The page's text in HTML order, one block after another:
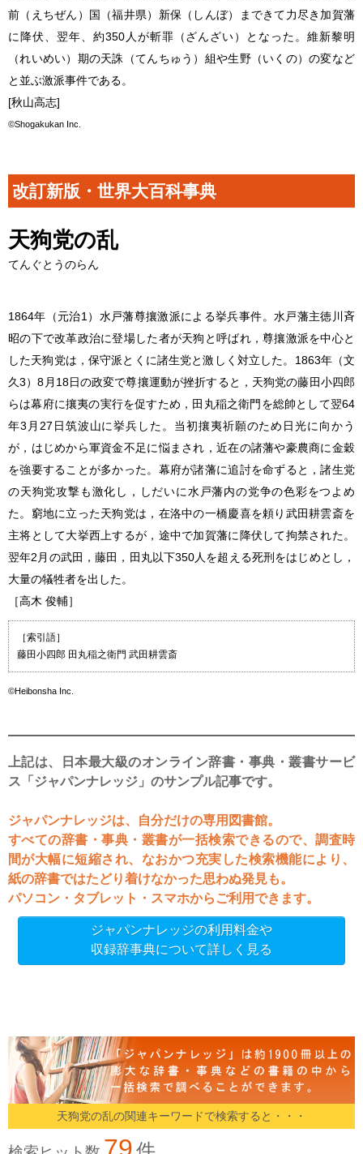
前（えちぜん）国（福井県）新保（しんぼ）まできて力尽き加賀藩
に降伏、翌年、約350人が斬罪（ざんざい）となった。維新黎明
（れいめい）期の天誅（てんちゅう）組や生野（いくの）の変など
と並ぶ激派事件である。
[秋山高志]
©Shogakukan Inc.
改訂新版・世界大百科事典
天狗党の乱
てんぐとうのらん
1864年（元治1）水戸藩尊攘激派による挙兵事件。水戸藩主徳川斉
昭の下で改革政治に登場した者が天狗と呼ばれ，尊攘激派を中心と
した天狗党は，保守派とくに諸生党と激しく対立した。1863年（文
久3）8月18日の政変で尊攘運動が挫折すると，天狗党の藤田小四郎
らは幕府に攘夷の実行を促すため，田丸稲之衛門を総帥として翌64
年3月27日筑波山に挙兵した。当初攘夷祈願のため日光に向かう
が，はじめから軍資金不足に悩まされ，近在の諸藩や豪農商に金穀
を強要することが多かった。幕府が諸藩に追討を命ずると，諸生党
の天狗党攻撃も激化し，しだいに水戸藩内の党争の色彩をつよめ
た。窮地に立った天狗党は，在洛中の一橋慶喜を頼り武田耕雲斎を
主将として大挙西上するが，途中で加賀藩に降伏して拘禁された。
翌年2月の武田，藤田，田丸以下350人を超える死刑をはじめとし，
大量の犠牲者を出した。
［高木 俊輔］
［索引語］
藤田小四郎 田丸稲之衛門 武田耕雲斎
©Heibonsha Inc.
上記は、日本最大級のオンライン辞書・事典・叢書サービ
ス「ジャパンナレッジ」のサンプル記事です。
ジャパンナレッジは、自分だけの専用図書館。
すべての辞書・事典・叢書が一括検索できるので、調査時
間が大幅に短縮され、なおかつ充実した検索機能により、
紙の辞書ではたどり着けなかった思わぬ発見も。
パソコン・タブレット・スマホからご利用できます。
ジャパンナレッジの利用料金や
収録辞事典について詳しく見る
天狗党の乱の関連キーワードで検索すると・・・
79